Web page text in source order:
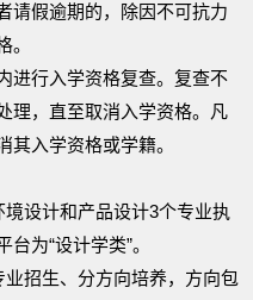
请假逾期的，除因不可抗力
。
进行入学资格复查。复查不
理，直至取消入学资格。凡
其入学资格或学籍。
设计和产品设计3个专业执
为“设计学类”。
业招生、分方向培养，方向包